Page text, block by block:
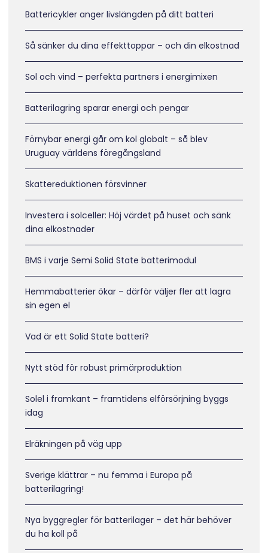
Battericykler anger livslängden på ditt batteri
Så sänker du dina effekttoppar – och din elkostnad
Sol och vind – perfekta partners i energimixen
Batterilagring sparar energi och pengar
Förnybar energi går om kol globalt – så blev
Uruguay världens föregångsland
Skattereduktionen försvinner
Investera i solceller: Höj värdet på huset och sänk
dina elkostnader
BMS i varje Semi Solid State batterimodul
Hemmabatterier ökar – därför väljer fler att lagra
sin egen el
Vad är ett Solid State batteri?
Nytt stöd för robust primärproduktion
Solel i framkant – framtidens elförsörjning byggs
idag
Elräkningen på väg upp
Sverige klättrar – nu femma i Europa på
batterilagring!
Nya byggregler för batterilager – det här behöver
du ha koll på